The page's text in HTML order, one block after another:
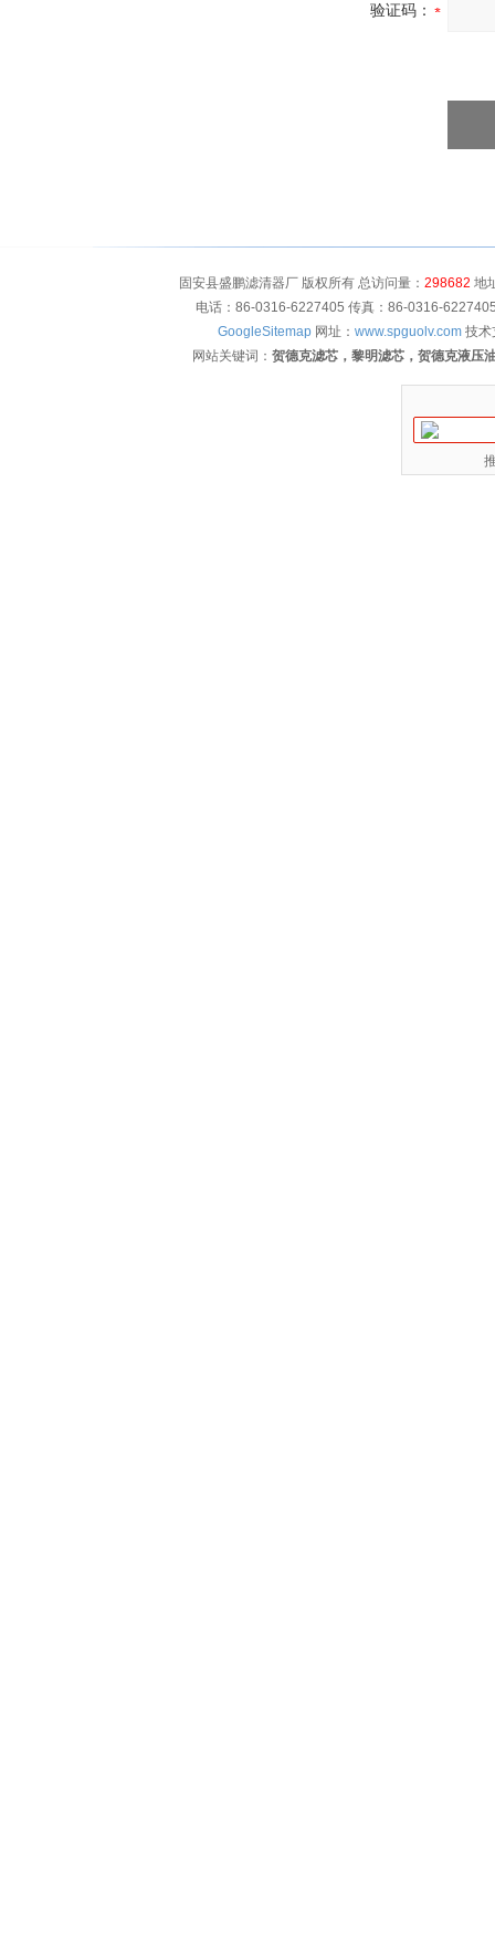
验证码：
固安县盛鹏滤清器厂 版权所有 总访问量： 298682 地
电话：86-0316-6227405 传真：86-0316-
GoogleSitemap 网址： www.spguolv.com 技术
网站关键词： 贺德克滤芯，黎明滤芯，贺德克液压